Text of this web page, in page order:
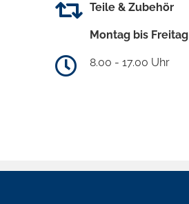
Teile & Zubehör
Montag bis Freitag
8.00 - 17.00 Uhr